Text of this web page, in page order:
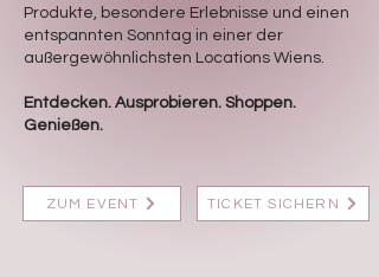
Produkte, besondere Erlebnisse und einen
entspannten Sonntag in einer der
außergewöhnlichsten Locations Wiens.
Entdecken. Ausprobieren. Shoppen.
Genießen.
ZUM EVENT TICKET SICHERN